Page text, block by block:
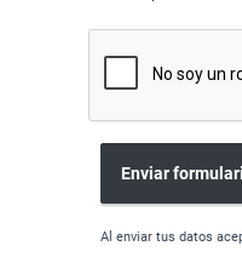
Enviar
Al enviar tus datos